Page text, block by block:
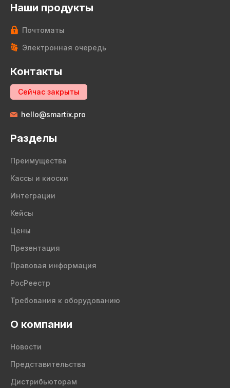
Наши продукты
Почтоматы
Электронная очередь
Контакты
Сейчас закрыты
hello@smartix.pro
Разделы
Преимущества
Кассы и киоски
Интеграции
Кейсы
Цены
Презентация
Правовая информация
РосРеестр
Требования к оборудованию
О компании
Новости
Представительства
Дистрибьюторам